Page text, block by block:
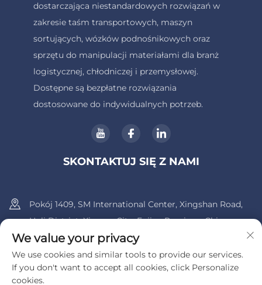
dostarczająca niestandardowych rozwiązań w
zakresie taśm transportowych, maszyn
sortujących, wózków podnośnikowych oraz
sprzętu do manipulacji materiałami dla branż
logistycznej, chłodniczej i przemysłowej.
Dostępne są bezpłatne rozwiązania
dostosowane do indywidualnych potrzeb.
SKONTAKTUJ SIĘ Z NAMI
Pokój 1409, SM International Center, Xingshan Road,
Huli District, Xiamen City, Fujian Province, China.
+86-13600956803
[email protected]
We value your privacy
We use cookies and similar tools to provide our services.
If you don't want to accept all cookies, click Personalize
cookies.